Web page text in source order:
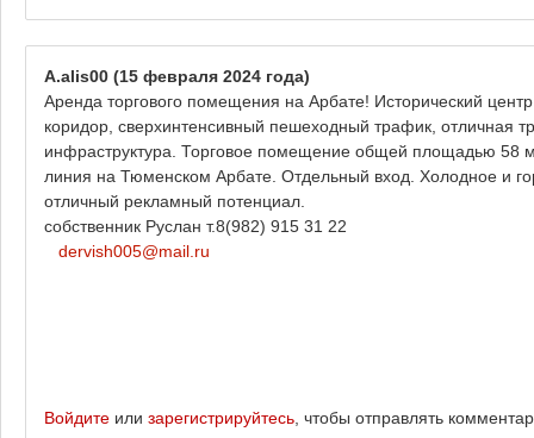
A.alis00 (15 февраля 2024 года)
Аренда торгового помещения на Арбате! Исторический
коридор, сверхинтенсивный пешеходный трафик, отличная
инфраструктура. Торговое помещение общей площадью 58
линия на Тюменском Арбате. Отдельный вход. Холодное и
отличный рекламный потенциал.
собственник Руслан т.8(982) 915 31 22
dervish005@mail.ru
Войдите или зарегистрируйтесь , чтобы отправлять